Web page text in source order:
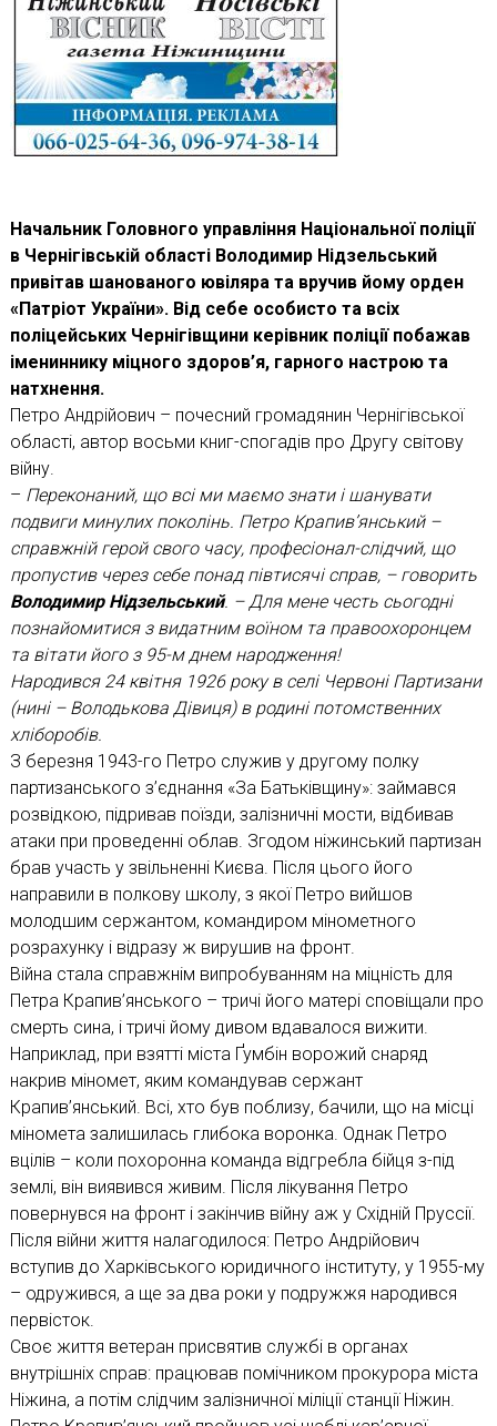
Начальник Головного управління Національної поліції
в Чернігівській області Володимир Нідзельський
привітав шанованого ювіляра та вручив йому орден
«Патріот України». Від себе особисто та всіх
поліцейських Чернігівщини керівник поліції побажав
імениннику міцного здоров’я, гарного настрою та
натхнення.
Петро Андрійович – почесний громадянин Чернігівської
області, автор восьми книг-спогадів про Другу світову
війну.
– Переконаний, що всі ми маємо знати і шанувати
подвиги минулих поколінь. Петро Крапив’янський –
справжній герой свого часу, професіонал-слідчий, що
пропустив через себе понад півтисячі справ, – говорить
Володимир Нідзельський. – Для мене честь сьогодні
познайомитися з видатним воїном та правоохоронцем
та вітати його з 95-м днем народження!
Народився 24 квітня 1926 року в селі Червоні Партизани
(нині – Володькова Дівиця) в родині потомственних
хліборобів.
З березня 1943-го Петро служив у другому полку
партизанського з’єднання «За Батьківщину»: займався
розвідкою, підривав поїзди, залізничні мости, відбивав
атаки при проведенні облав. Згодом ніжинський партизан
брав участь у звільненні Києва. Після цього його
направили в полкову школу, з якої Петро вийшов
молодшим сержантом, командиром мінометного
розрахунку і відразу ж вирушив на фронт.
Війна стала справжнім випробуванням на міцність для
Петра Крапив’янського – тричі його матері сповіщали про
смерть сина, і тричі йому дивом вдавалося вижити.
Наприклад, при взятті міста Ґумбін ворожий снаряд
накрив міномет, яким командував сержант
Крапив’янський. Всі, хто був поблизу, бачили, що на місці
міномета залишилась глибока воронка. Однак Петро
вцілів – коли похоронна команда відгребла бійця з-під
землі, він виявився живим. Після лікування Петро
повернувся на фронт і закінчив війну аж у Східній Пруссії.
Після війни життя налагодилося: Петро Андрійович
вступив до Харківського юридичного інституту, у 1955-му
– одружився, а ще за два роки у подружжя народився
первісток.
Своє життя ветеран присвятив службі в органах
внутрішніх справ: працював помічником прокурора міста
Ніжина, а потім слідчим залізничної міліції станції Ніжин.